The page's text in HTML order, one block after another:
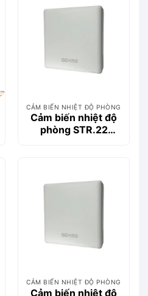
CẢM BIẾN NHIỆT ĐỘ PHÒNG
Cảm biến nhiệt độ
phòng STR.22
CẢM BIẾN NHIỆT ĐỘ PHÒNG
Cảm biến nhiệt độ